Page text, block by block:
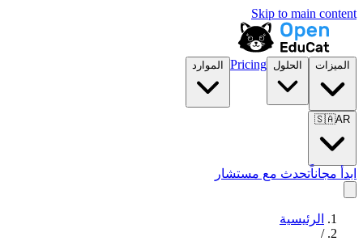
Skip to main content
الميزات الحلول Pricing الموارد
🇸🇦AR
ابدأ مجاناًتحدث مع مستشار
الرئيسية
/